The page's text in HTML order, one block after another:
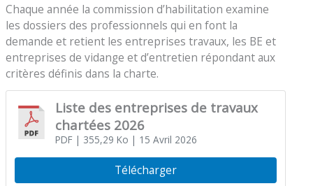
Chaque année la commission d’habilitation examine
les dossiers des professionnels qui en font la
demande et retient les entreprises travaux, les BE et
entreprises de vidange et d’entretien répondant aux
critères définis dans la charte.
Liste des entreprises de travaux
chartées 2026
PDF| 355,29 Ko | 15 Avril 2026
Télécharger